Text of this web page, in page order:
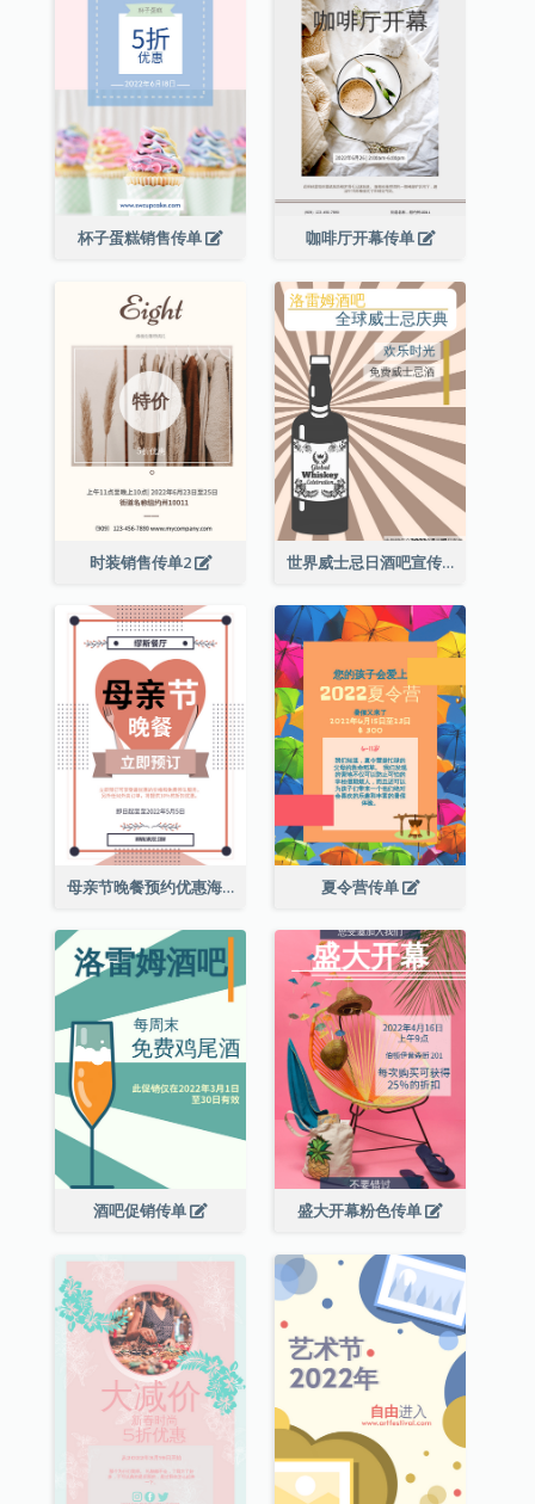
杯子蛋糕销售传单 咖啡厅开幕传单
时装销售传单2 世界威士忌日酒吧宣传传单
母亲节晚餐预约优惠海报 夏令营传单
酒吧促销传单 盛大开幕粉色传单